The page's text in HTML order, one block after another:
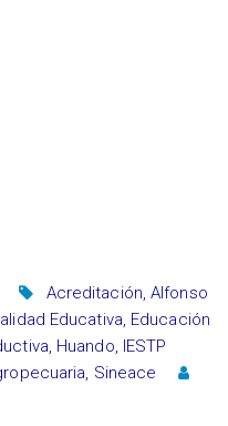
Acreditación,Alfonso
Educativa, Educación
, Huando, IESTP
, Sineace